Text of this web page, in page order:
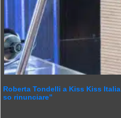
Roberta Tondelli a Kiss Kiss
so rinunciare”